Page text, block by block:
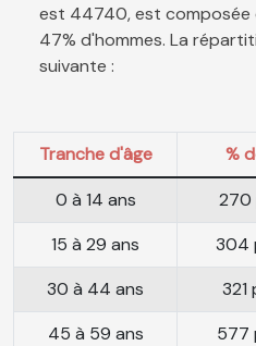
est 44740, est composée
47% d'hommes. La
suivante :
Tranche d'âge
%
0 à 14 ans
270
15 à 29 ans
304
30 à 44 ans
321
45 à 59 ans
577